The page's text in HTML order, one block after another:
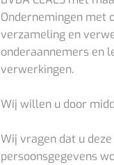
Ondernemingen met
verzameling en
onderaannemers en
verwerkingen.
Wij willen u door
Wij vragen dat u
persoonsgegevens